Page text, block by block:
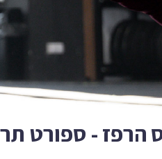
הרפז - ספורט